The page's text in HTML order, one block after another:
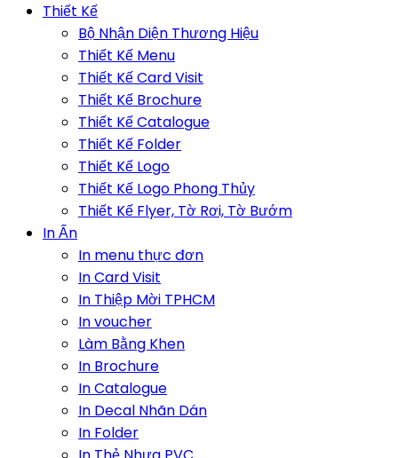
Thiết Kế
Bộ Nhận Diện Thương Hiệu
Thiết Kế Menu
Thiết Kế Card Visit
Thiết Kế Brochure
Thiết Kế Catalogue
Thiết Kế Folder
Thiết Kế Logo
Thiết Kế Logo Phong Thủy
Thiết Kế Flyer, Tờ Rơi, Tờ Bướm
In Ấn
In menu thực đơn
In Card Visit
In Thiệp Mời TPHCM
In voucher
Làm Bằng Khen
In Brochure
In Catalogue
In Decal Nhãn Dán
In Folder